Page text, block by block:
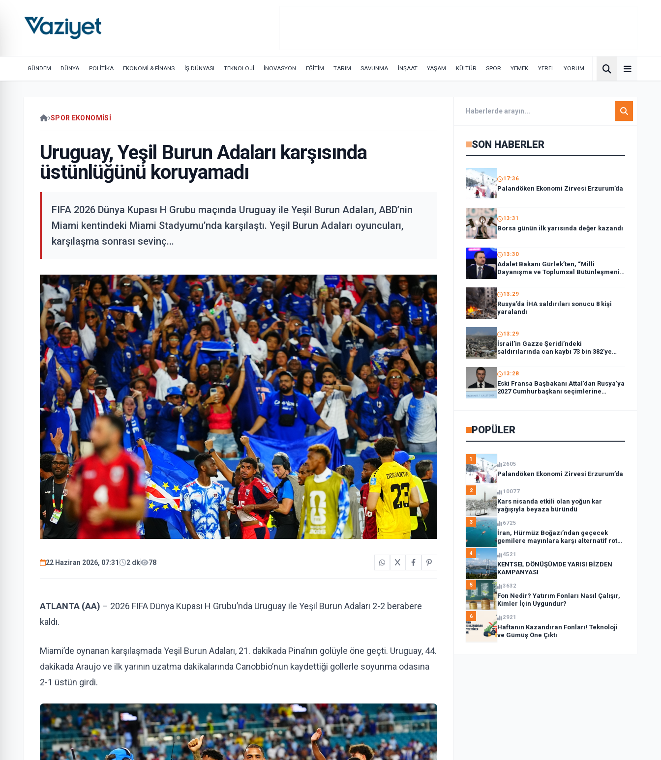
GÜNDEM DÜNYA POLİTİKA EKONOMİ & FİNANS İŞ DÜNYASI TEKNOLOJİ İNOVASYON EĞİTİM TARIM SAVUNMA İNŞAAT YAŞAM KÜLTÜR SPOR YEMEK YEREL YORUM
SPOR EKONOMISI
Uruguay, Yeşil Burun Adaları karşısında
üstünlüğünü koruyamadı
FIFA 2026 Dünya Kupası H Grubu maçında Uruguay ile Yeşil Burun Adaları, ABD’nin
Miami kentindeki Miami Stadyumu’nda karşılaştı. Yeşil Burun Adaları oyuncuları,
karşılaşma sonrası sevinç...
22 Haziran 2026, 07:31 2 dk 78
ATLANTA (AA) – 2026 FIFA Dünya Kupası H Grubu’nda Uruguay ile Yeşil Burun Adaları 2-2 berabere
kaldı.
Miami’de oynanan karşılaşmada Yeşil Burun Adaları, 21. dakikada Pina’nın golüyle öne geçti. Uruguay, 44.
dakikada Araujo ve ilk yarının uzatma dakikalarında Canobbio’nun kaydettiği gollerle soyunma odasına
2-1 üstün girdi.
SON HABERLER
17:36
Palandöken Ekonomi Zirvesi Erzurum’da
13:31
Borsa günün ilk yarısında değer kazandı
13:30
Adalet Bakanı Gürlek’ten, “Milli
Dayanışma ve Toplumsal Bütünleşmenin
Güçlendirilmesi Kanun Teklifi”ne ilişkin
paylaşım:
13:29
Rusya’da İHA saldırıları sonucu 8 kişi
yaralandı
13:29
İsrail’in Gazze Şeridi’ndeki
saldırılarında can kaybı 73 bin 382’ye
yükseldi
13:28
Eski Fransa Başbakanı Attal’dan Rusya’ya
2027 Cumhurbaşkanı seçimlerine
müdahale suçlaması:
POPÜLER
1
2605
Palandöken Ekonomi Zirvesi Erzurum’da
2 10077
Kars nisanda etkili olan yoğun kar
yağışıyla beyaza büründü
3 6725
İran, Hürmüz Boğazı’ndan geçecek
gemilere mayınlara karşı alternatif rota
4 4521
KENTSEL DÖNÜŞÜMDE YARISI BİZDEN
KAMPANYASI
5 3632
Fon Nedir? Yatırım Fonları Nasıl Çalışır,
Kimler İçin Uygundur?
6 2921
Haftanın Kazandıran Fonları! Teknoloji
ve Gümüş Öne Çıktı